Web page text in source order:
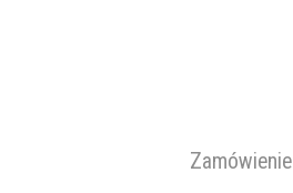
Zamówienie